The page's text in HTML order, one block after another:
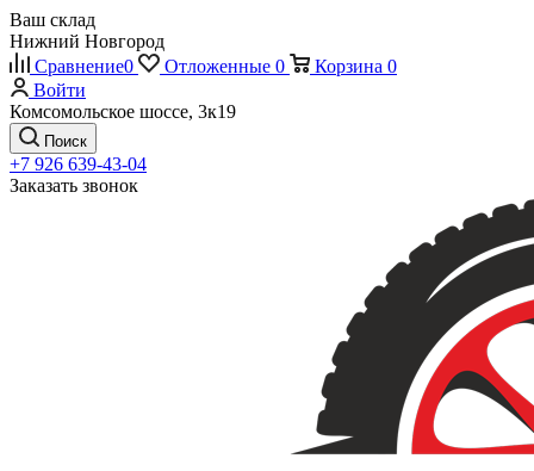
Ваш склад
Нижний Новгород
Сравнение0 Отложенные 0 Корзина 0
Войти
Комсомольское шоссе, 3к19
Поиск
+7 926 639-43-04
Заказать звонок